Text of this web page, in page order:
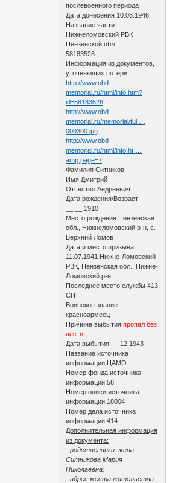
послевоенного периода
Дата донесения 10.08.1946
Название части
Нижнеломовский РВК
Пензенской обл.
58183528
Информация из документов,
уточняющих потери:
http://www.obd-
memorial.ru/html/info.htm?
id=58183528
http://www.obd-
memorial.ru/memorial/ful …
000300.jpg
http://www.obd-
memorial.ru/html/info.ht …
amp;page=7
Фамилия Ситников
Имя Дмитрий
Отчество Андреевич
Дата рождения/Возраст
__.__.1910
Место рождения Пензенская
обл., Нижнеломовский р-н, с.
Верхний Ломов
Дата и место призыва
11.07.1941 Нижне-Ломовский
РВК, Пензенская обл., Нижне-
Ломовский р-н
Последнее место службы 413
СП
Воинское звание
красноармеец
Причина выбытияпропал без
вести
Дата выбытия __.12.1943
Название источника
информации ЦАМО
Номер фонда источника
информации 58
Номер описи источника
информации 18004
Номер дела источника
информации 414
Дополнительная информация
из документа:
- родственники: жена -
Ситникова Мария
Николаевна;
- адрес места жительства